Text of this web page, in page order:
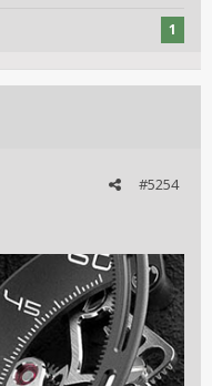
1
#5254